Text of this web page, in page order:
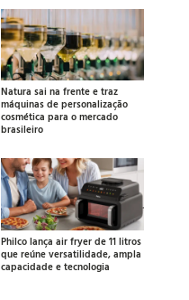
Natura sai na frente e traz
máquinas de personalização
cosmética para o mercado
brasileiro
Philco lança air fryer de 11 litros
que reúne versatilidade, ampla
capacidade e tecnologia